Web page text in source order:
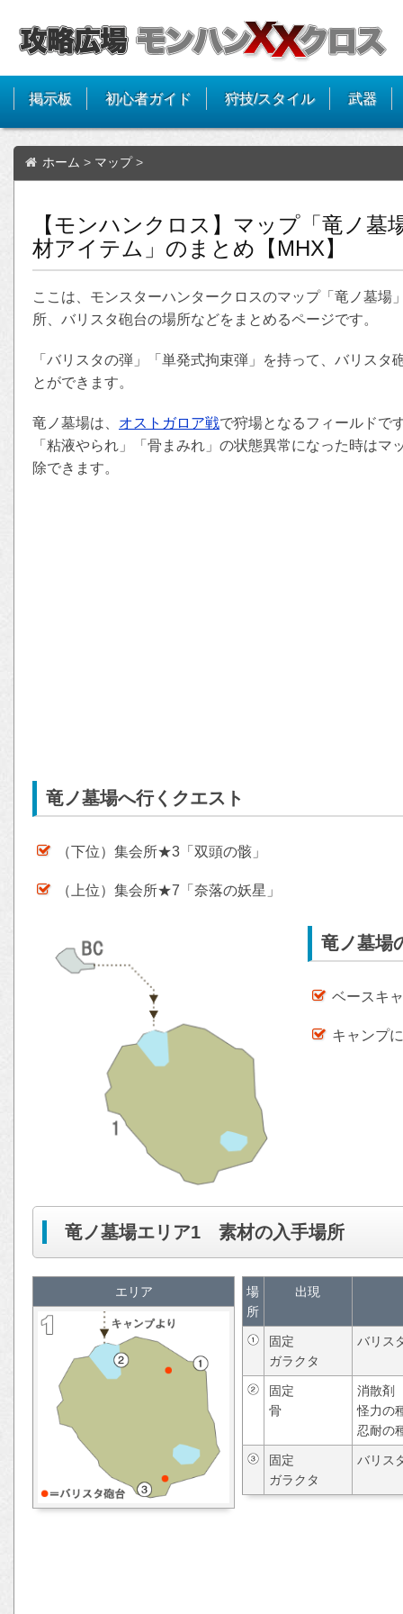
掲示板 初心者ガイド 狩技/スタイル 武器
ホーム > マップ >
【モンハンクロス】マップ「竜ノ墓
材アイテム」のまとめ【MHX】
ここは、モンスターハンタークロスのマップ「竜ノ墓場
所、バリスタ砲台の場所などをまとめるページです。
「バリスタの弾」「単発式拘束弾」を持って、バリス
とができます。
竜ノ墓場は、 オストガロア戦で狩場となるフィールドで
「粘液やられ」「骨まみれ」の状態異常になった時は
除できます。
竜ノ墓場へ行くクエスト
（下位）集会所★3「双頭の骸」
（上位）集会所★7「奈落の妖星」
竜ノ墓場
ベースキ
キャンプ
竜ノ墓場エリア1 素材の入手場所
エリア
場
所
出現
固定
ガラクタ
バリス
固定
骨
消散剤
怪力の
忍耐の
固定
ガラクタ
バリス